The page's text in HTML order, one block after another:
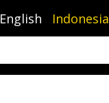
English Indonesia